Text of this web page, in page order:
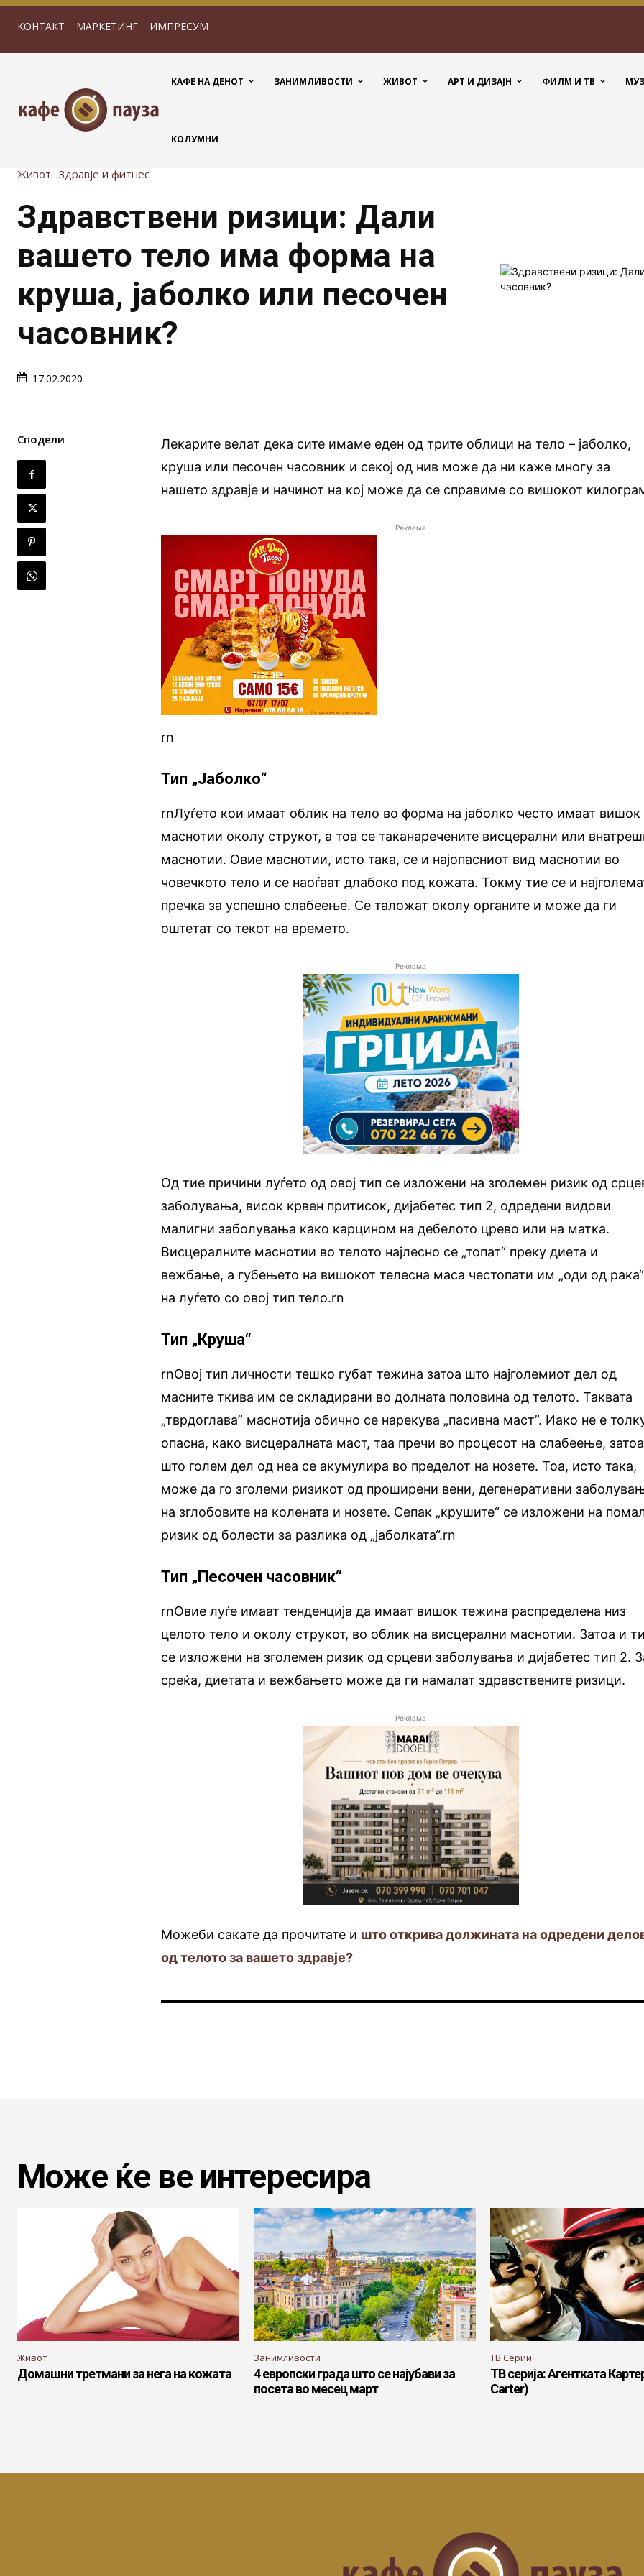
КОНТАКТ МАРКЕТИНГ ИМПРЕСУМ
КАФЕ НА ДЕНОТ ЗАНИМЛИВОСТИ ЖИВОТ АРТ И ДИЗАЈН ФИЛМ И ТВ
КОЛУМНИ
Живот Здравје и фитнес
Здравствени ризици: Дали
вашето тело има форма на
круша, јаболко или песочен
часовник?
17.02.2020
Сподели
Лекарите велат дека сите имаме еден од трите облици на тело – јаболко,
круша или песочен часовник и секој од нив може да ни каже многу за
нашето здравје и начинот на кој може да се справиме со вишокот
Реклама
rn
Тип „Јаболко“
rnЛуѓето кои имаат облик на тело во форма на јаболко често имаат вишок
маснотии околу струкот, а тоа се таканаречените висцерални или
маснотии. Овие маснотии, исто така, се и најопасниот вид маснотии во
човечкото тело и се наоѓаат длабоко под кожата. Токму тие се и
пречка за успешно слабеење. Се таложат околу органите и може да ги
оштетат со текот на времето.
Реклама
Од тие причини луѓето од овој тип се изложени на зголемен ризик од
заболувања, висок крвен притисок, дијабетес тип 2, одредени видови
малигни заболувања како карцином на дебелото црево или на матка.
Висцералните маснотии во телото најлесно се „топат“ преку диета и
вежбање, а губењето на вишокот телесна маса честопати им „оди од рака“
на луѓето со овој тип тело.rn
Тип „Круша“
rnОвој тип личности тешко губат тежина затоа што најголемиот дел од
масните ткива им се складирани во долната половина од телото. Таквата
„тврдоглава” маснотија обично се нарекува „пасивна маст”. Иако не е
опасна, како висцералната маст, таа пречи во процесот на слабеење, затоа
што голем дел од неа се акумулира во пределот на нозете. Тоа, исто така,
може да го зголеми ризикот од проширени вени, дегенеративни
на зглобовите на колената и нозете. Сепак „крушите“ се изложени на
ризик од болести за разлика од „јаболката“.rn
Тип „Песочен часовник“
rnОвие луѓе имаат тенденција да имаат вишок тежина распределена низ
целото тело и околу струкот, во облик на висцерални маснотии. Затоа и
се изложени на зголемен ризик од срцеви заболувања и дијабетес тип 2.
среќа, диетата и вежбањето може да ги намалат здравствените ризици.
Реклама
Можеби сакате да прочитате и што открива должината на одредени
од телото за вашето здравје?
Може ќе ве интересира
Живот
Домашни третмани за нега на кожата
Занимливости
4 европски града што се најубави за
посета во месец март
ТВ Серии
ТВ серија: Агентката
Carter)